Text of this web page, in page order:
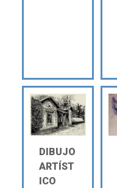
DIBUJO
ARTÍST
ICO